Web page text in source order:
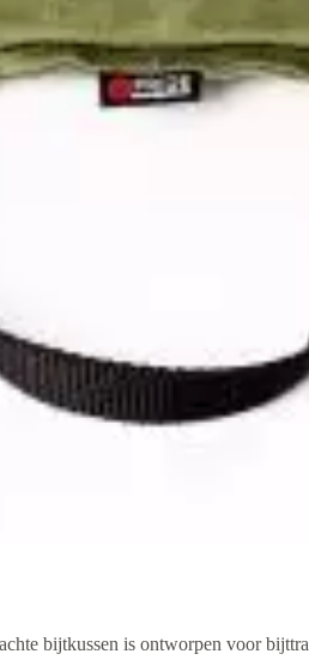
bijtkussen is ontworpen voor